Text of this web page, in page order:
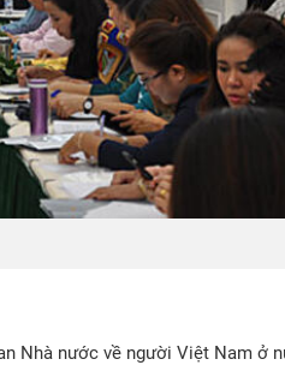
mạng trực tuyến cho người Việt Nam ở
Nhà nước về người Việt Nam ở